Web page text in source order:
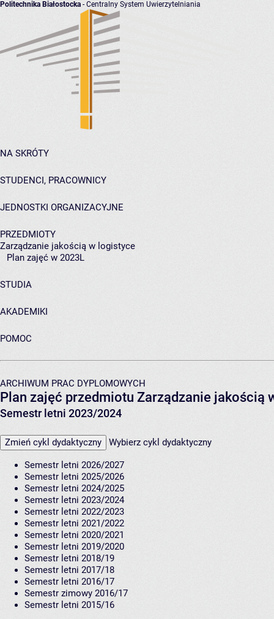
Politechnika Białostocka - Centralny System Uwierzytelniania
NA SKRÓTY
STUDENCI, PRACOWNICY
JEDNOSTKI ORGANIZACYJNE
PRZEDMIOTY
Zarządzanie jakością w logistyce
Plan zajęć w 2023L
STUDIA
AKADEMIKI
POMOC
ARCHIWUM PRAC DYPLOMOWYCH
Plan zajęć przedmiotu Zarządzanie jakością
Semestr letni 2023/2024
Zmień cykl dydaktyczny Wybierz cykl dydaktyczny
Semestr letni 2026/2027
Semestr letni 2025/2026
Semestr letni 2024/2025
Semestr letni 2023/2024
Semestr letni 2022/2023
Semestr letni 2021/2022
Semestr letni 2020/2021
Semestr letni 2019/2020
Semestr letni 2018/19
Semestr letni 2017/18
Semestr letni 2016/17
Semestr zimowy 2016/17
Semestr letni 2015/16